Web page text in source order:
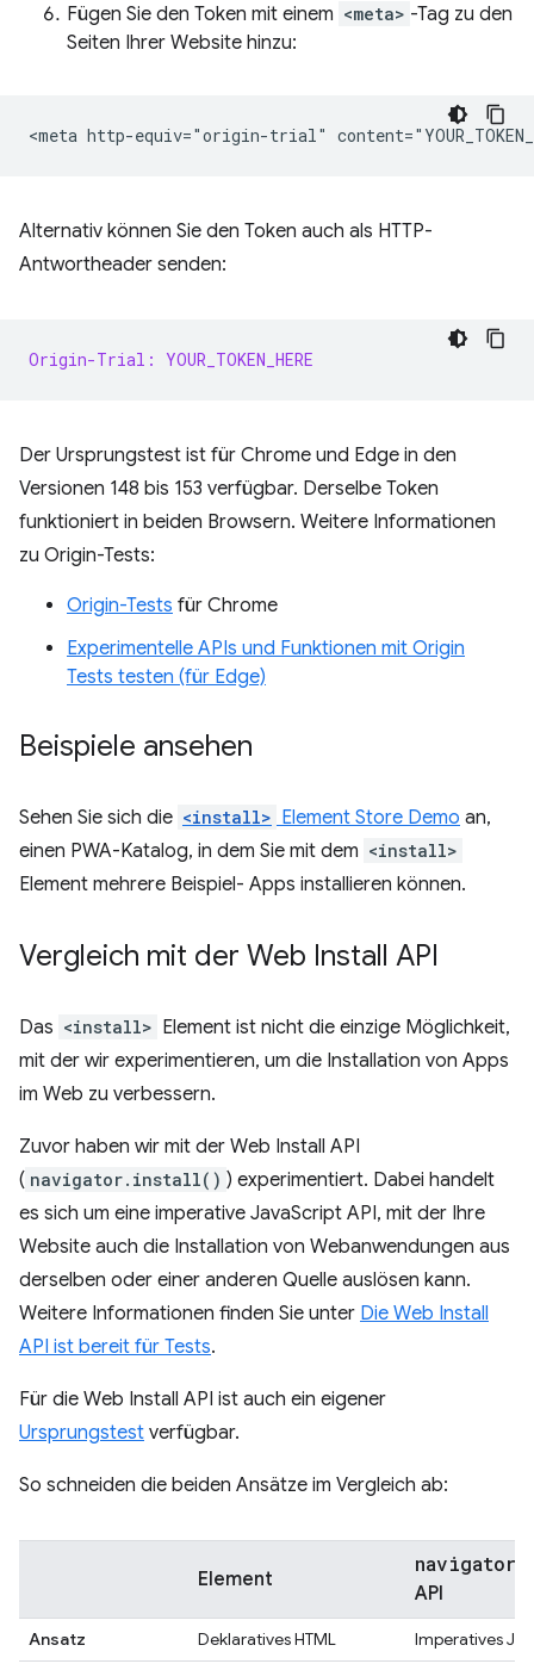
Fügen Sie den Token mit einem <meta> -Tag zu den
Seiten Ihrer Website hinzu:
Alternativ können Sie den Token auch als HTTP-
Antwortheader senden:
Origin-Trial: YOUR_TOKEN_HERE
Der Ursprungstest ist für Chrome und Edge in den
Versionen 148 bis 153 verfügbar. Derselbe Token
funktioniert in beiden Browsern. Weitere Informationen
zu Origin-Tests:
Origin-Tests für Chrome
Experimentelle APIs und Funktionen mit Origin
Tests testen (für Edge)
Beispiele ansehen
Sehen Sie sich die <install> Element Store Demo an,
einen PWA-Katalog, in dem Sie mit dem <install>
Element mehrere Beispiel- Apps installieren können.
Vergleich mit der Web Install API
Das <install> Element ist nicht die einzige Möglichkeit,
mit der wir experimentieren, um die Installation von Apps
im Web zu verbessern.
Zuvor haben wir mit der Web Install API
( navigator.install() ) experimentiert. Dabei handelt
es sich um eine imperative JavaScript API, mit der Ihre
Website auch die Installation von Webanwendungen aus
derselben oder einer anderen Quelle auslösen kann.
Weitere Informationen finden Sie unter Die Web Install
API ist bereit für Tests.
Für die Web Install API ist auch ein eigener
Ursprungstest verfügbar.
So schneiden die beiden Ansätze im Vergleich ab:
Element
API
Ansatz Deklaratives HTML
Imperatives